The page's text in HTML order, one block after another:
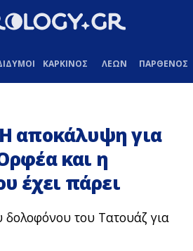
ΚΑΡΚΙΝΟΣ ΛΕΩΝ ΠΑΡΘΕΝΟΣ
αποκάλυψη για
και η
έχει πάρει
του Τατουάζ για